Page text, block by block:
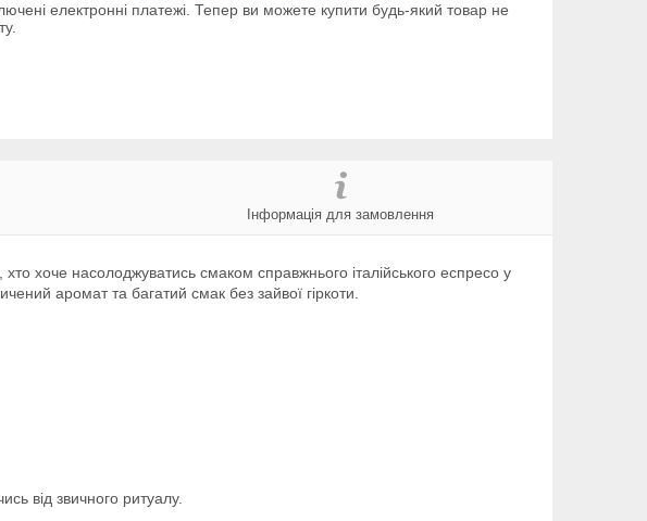
електронні платежі. Тепер ви можете купити будь-який товар не
Інформація для замовлення
хоче насолоджуватись смаком справжнього італійського еспресо у
аромат та багатий смак без зайвої гіркоти.
від звичного ритуалу.